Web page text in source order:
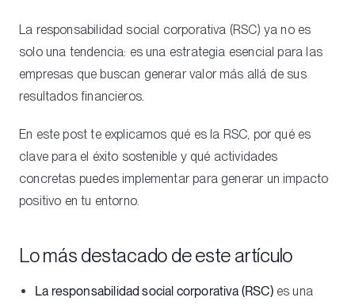
La responsabilidad social corporativa (RSC) ya no es
solo una tendencia: es una estrategia esencial para las
empresas que buscan generar valor más allá de sus
resultados financieros.
En este post te explicamos qué es la RSC, por qué es
clave para el éxito sostenible y qué actividades
concretas puedes implementar para generar un impacto
positivo en tu entorno.
Lo más destacado de este artículo
La responsabilidad social corporativa (RSC)es una